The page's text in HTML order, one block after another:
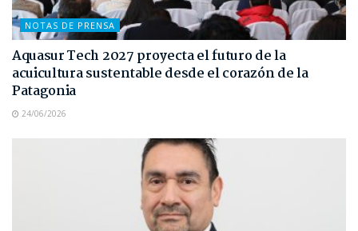
NOTAS DE PRENSA
Aquasur Tech 2027 proyecta el futuro de la
acuicultura sustentable desde el corazón de la
Patagonia
24/06/2026